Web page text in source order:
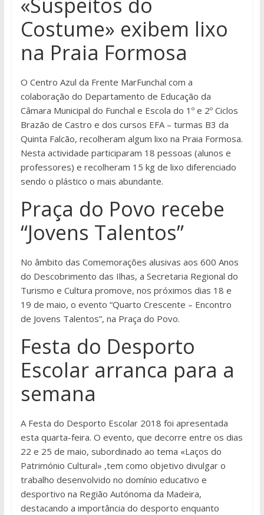
«Suspeitos do
Costume» exibem lixo
na Praia Formosa
O Centro Azul da Frente MarFunchal com a
colaboração do Departamento de Educação da
Câmara Municipal do Funchal e Escola do 1º e 2º Ciclos
Brazão de Castro e dos cursos EFA – turmas B3 da
Quinta Falcão, recolheram algum lixo na Praia Formosa.
Nesta actividade participaram 18 pessoas (alunos e
professores) e recolheram 15 kg de lixo diferenciado
sendo o plástico o mais abundante.
Praça do Povo recebe
“Jovens Talentos”
No âmbito das Comemorações alusivas aos 600 Anos
do Descobrimento das Ilhas, a Secretaria Regional do
Turismo e Cultura promove, nos próximos dias 18 e
19 de maio, o evento “Quarto Crescente – Encontro
de Jovens Talentos”, na Praça do Povo.
Festa do Desporto
Escolar arranca para a
semana
A Festa do Desporto Escolar 2018 foi apresentada
esta quarta-feira. O evento, que decorre entre os dias
22 e 25 de maio, subordinado ao tema «Laços do
Património Cultural» ,tem como objetivo divulgar o
trabalho desenvolvido no domínio educativo e
desportivo na Região Autónoma da Madeira,
destacando a importância do desporto enquanto